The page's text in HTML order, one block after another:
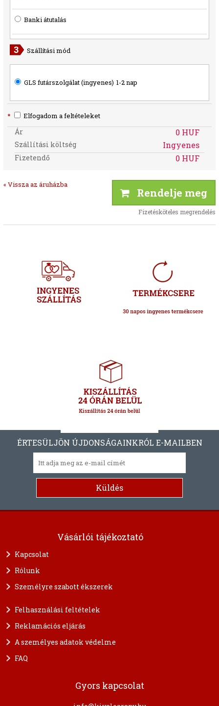
Banki átutalás
Szállítási mód
GLS futárszolgálat (ingyenes) 1-2 nap
* Elfogadom a feltételeket
Ár 0 HUF
Szállítási költség Ingyenes
Fizetendő 0 HUF
« Vissza az áruházba
Rendelje meg
Fizetésköteles megrendelés
ÉRTESÜLJÖN ÚJDONSÁGAINKRÓL E-MAILBEN
Vásárlói tájékoztató
Kapcsolat
Rólunk
Személyre szabott ékszerek
Felhasználási feltételek
Reklamációs eljárás
A személyes adatok védelme
FAQ
Gyors kapcsolat